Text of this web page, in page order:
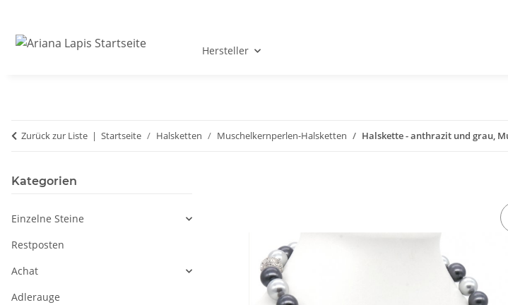
Hersteller
Zurück zur Liste Startseite Halsketten Muschelkernperlen-Halsketten Halskette - anthrazit und grau,
Kategorien
Einzelne Steine
Restposten
Achat
Adlerauge